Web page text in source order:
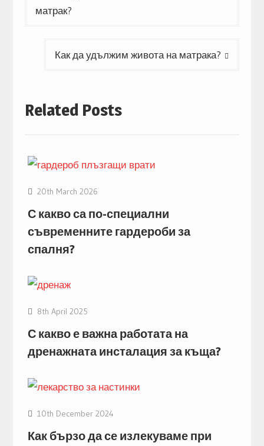
матрак?
Как да удължим живота на матрака?
Related Posts
20th March 2026
С какво са по-специални
съвременните гардероби за
спалня?
8th April 2025
С какво е важна работата на
дренажната инсталация за къща?
10th December 2024
Как бързо да се излекуваме при